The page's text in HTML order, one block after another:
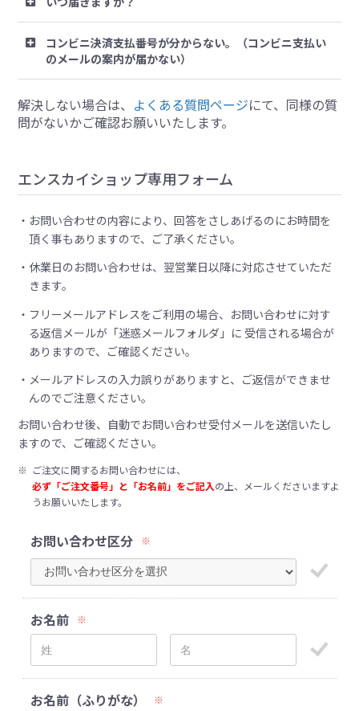
コンビニ決済支払番号が分からない。（コンビニ支払い
のメールの案内が届かない）
解決しない場合は、 よくある質問ページにて、同様の質
問がないかご確認お願いいたします。
エンスカイショップ専用フォーム
お問い合わせの内容により、回答をさしあげるのにお時間を
頂く事もありますので、ご了承ください。
休業日のお問い合わせは、翌営業日以降に対応させていただ
きます。
フリーメールアドレスをご利用の場合、お問い合わせに対す
る返信メールが「迷惑メールフォルダ」に 受信される場合が
ありますので、ご確認ください。
メールアドレスの入力誤りがありますと、ご返信ができませ
んのでご注意ください。
お問い合わせ後、自動でお問い合わせ受付メールを送信いたし
ますので、ご確認ください。
※ ご注文に関するお問い合わせには、
必ず「ご注文番号」と「お名前」をご記入の上、メールくださいますよ
うお願いいたします。
お問い合わせ区分 ※
お名前 ※
お名前（ふりがな） ※